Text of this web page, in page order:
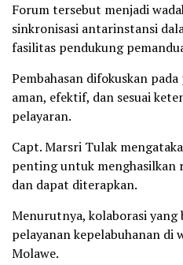
Forum tersebut menjadi
sinkronisasi antarinstansi
fasilitas pendukung
Pembahasan difokuskan
aman, efektif, dan sesuai
pelayaran.
Capt. Marsri Tulak
penting untuk menghasilkan
dan dapat diterapkan.
Menurutnya, kolaborasi yang
pelayanan kepelabuhanan di
Molawe.